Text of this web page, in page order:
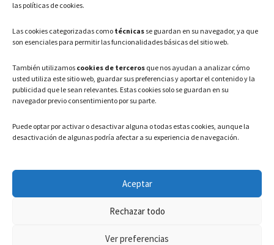
las políticas de cookies.
Las cookies categorizadas como técnicas se guardan en su navegador, ya que
son esenciales para permitir las funcionalidades básicas del sitio web.
También utilizamos cookies de terceros que nos ayudan a analizar cómo
usted utiliza este sitio web, guardar sus preferencias y aportar el contenido y la
publicidad que le sean relevantes. Estas cookies solo se guardan en su
navegador previo consentimiento por su parte.
Puede optar por activar o desactivar alguna o todas estas cookies, aunque la
desactivación de algunas podría afectar a su experiencia de navegación.
Aceptar
Rechazar todo
Ver preferencias
Correo Electrónico:
HORARIO
Lunes a Viernes: 08:00h – 15:00h
LEGAL
Política de privacidad–Aviso Legal–Política de cookies
Registro de actividades de Tratamiento